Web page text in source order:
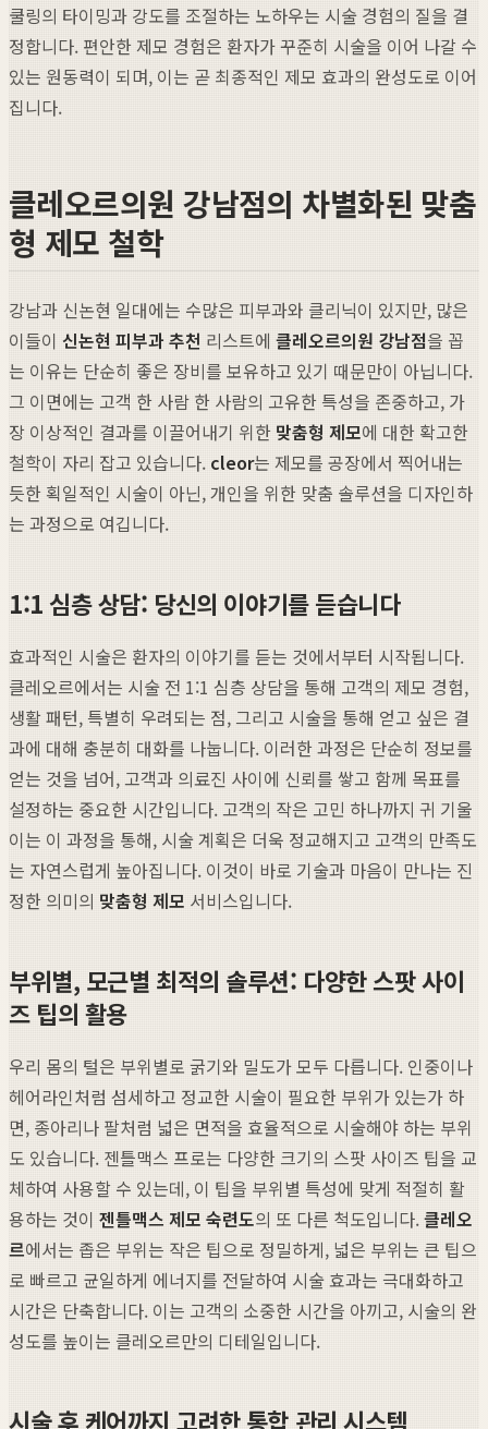
쿨링의 타이밍과 강도를 조절하는 노하우는 시술 경험의 질을 결
정합니다. 편안한 제모 경험은 환자가 꾸준히 시술을 이어 나갈 수
있는 원동력이 되며, 이는 곧 최종적인 제모 효과의 완성도로 이어
집니다.
클레오르의원 강남점의 차별화된 맞춤
형 제모 철학
강남과 신논현 일대에는 수많은 피부과와 클리닉이 있지만, 많은
이들이 신논현 피부과 추천 리스트에 클레오르의원 강남점을 꼽
는 이유는 단순히 좋은 장비를 보유하고 있기 때문만이 아닙니다.
그 이면에는 고객 한 사람 한 사람의 고유한 특성을 존중하고, 가
장 이상적인 결과를 이끌어내기 위한 맞춤형 제모에 대한 확고한
철학이 자리 잡고 있습니다. cleor는 제모를 공장에서 찍어내는
듯한 획일적인 시술이 아닌, 개인을 위한 맞춤 솔루션을 디자인하
는 과정으로 여깁니다.
1:1 심층 상담: 당신의 이야기를 듣습니다
효과적인 시술은 환자의 이야기를 듣는 것에서부터 시작됩니다.
클레오르에서는 시술 전 1:1 심층 상담을 통해 고객의 제모 경험,
생활 패턴, 특별히 우려되는 점, 그리고 시술을 통해 얻고 싶은 결
과에 대해 충분히 대화를 나눕니다. 이러한 과정은 단순히 정보를
얻는 것을 넘어, 고객과 의료진 사이에 신뢰를 쌓고 함께 목표를
설정하는 중요한 시간입니다. 고객의 작은 고민 하나까지 귀 기울
이는 이 과정을 통해, 시술 계획은 더욱 정교해지고 고객의 만족도
는 자연스럽게 높아집니다. 이것이 바로 기술과 마음이 만나는 진
정한 의미의 맞춤형 제모 서비스입니다.
부위별, 모근별 최적의 솔루션: 다양한 스팟 사이
즈 팁의 활용
우리 몸의 털은 부위별로 굵기와 밀도가 모두 다릅니다. 인중이나
헤어라인처럼 섬세하고 정교한 시술이 필요한 부위가 있는가 하
면, 종아리나 팔처럼 넓은 면적을 효율적으로 시술해야 하는 부위
도 있습니다. 젠틀맥스 프로는 다양한 크기의 스팟 사이즈 팁을 교
체하여 사용할 수 있는데, 이 팁을 부위별 특성에 맞게 적절히 활
용하는 것이 젠틀맥스 제모 숙련도의 또 다른 척도입니다.클레오
르에서는 좁은 부위는 작은 팁으로 정밀하게, 넓은 부위는 큰 팁으
로 빠르고 균일하게 에너지를 전달하여 시술 효과는 극대화하고
시간은 단축합니다. 이는 고객의 소중한 시간을 아끼고, 시술의 완
성도를 높이는 클레오르만의 디테일입니다.
시술 후 케어까지 고려한 통합 관리 시스템